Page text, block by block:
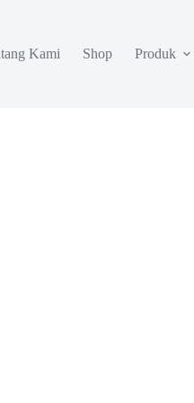
Kami
Shop Produk